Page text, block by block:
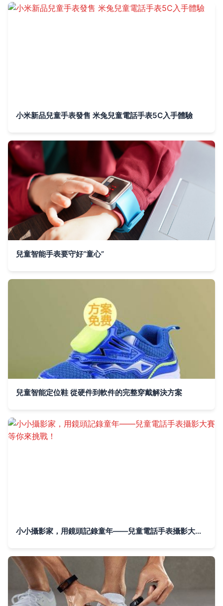
小米新品兒童手表發售 米兔兒童電話手表5C入手體驗
兒童智能手表要守好“童心”
兒童智能定位鞋 從硬件到軟件的完整穿戴解決方案
小小攝影家，用鏡頭記錄童年——兒童電話手表攝影大賽等你來挑戰！